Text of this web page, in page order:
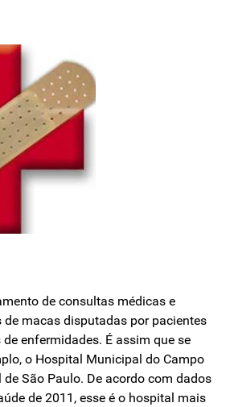
de consultas médicas e
de macas disputadas por pacientes
enfermidades. É assim que se
o Hospital Municipal do Campo
São Paulo. De acordo com dados
de 2011, esse é o hospital mais